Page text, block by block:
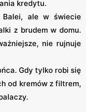
kredytu.
Balei, ale w świecie
z brudem w domu.
nie rujnuje
Gdy tylko robi się
od kremów z filtrem,